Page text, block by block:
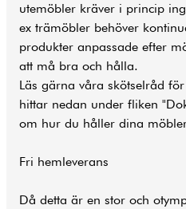
utemöbler kräver i princip
ex trämöbler behöver
produkter anpassade efter
att må bra och hålla.
Läs gärna våra skötselråd
hittar nedan under fliken
om hur du håller dina
Fri hemleverans
Då detta är en stor och